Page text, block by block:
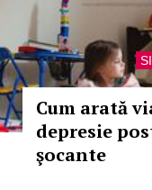
Cum arată
depresie
şocante